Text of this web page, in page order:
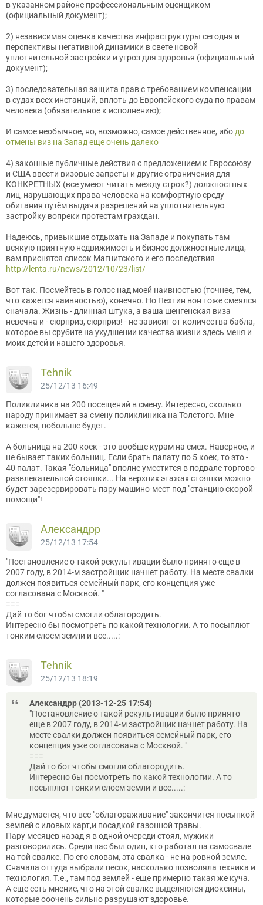
в указанном районе профессиональным оценщиком
(официальный документ);
2) независимая оценка качества инфраструктуры сегодня и
перспективы негативной динамики в свете новой
уплотнительной застройки и угроз для здоровья (официальный
документ);
3) последовательная защита прав с требованием компенсации
в судах всех инстанций, вплоть до Европейского суда по правам
человека (обязательное к исполнению);
И самое необычное, но, возможно, самое действенное, ибо до
отмены виз на Запад еще очень далеко
4) законные публичные действия с предложением к Евросоюзу
и США ввести визовые запреты и другие ограничения для
КОНКРЕТНЫХ (все умеют читать между строк?) должностных
лиц, нарушающих права человека на комфортную среду
обитания путём выдачи разрешений на уплотнительную
застройку вопреки протестам граждан.
Надеюсь, привыкшие отдыхать на Западе и покупать там
всякую приятную недвижимость и бизнес должностные лица,
вам приснятся список Магнитского и его последствия
http://lenta.ru/news/2012/10/23/list/
Вот так. Посмейтесь в голос над моей наивностью (точнее, тем,
что кажется наивностью), конечно. Но Пехтин вон тоже смеялся
сначала. Жизнь - длинная штука, а ваша шенгенская виза
невечна и - сюрприз, сюрприз! - не зависит от количества бабла,
которое вы срубите на ухудшении качества жизни здесь меня и
моих детей и нашего здоровья.
Tehnik
25/12/13 16:49
Поликлиника на 200 посещений в смену. Интересно, сколько
народу принимает за смену поликлиника на Толстого. Мне
кажется, побольше будет.
А больница на 200 коек - это вообще курам на смех. Наверное, и
не бывает таких больниц. Если брать палату по 5 коек, то это -
40 палат. Такая "больница" вполне уместится в подвале торгово-
развлекательной стоянки... На верхних этажах стоянки можно
будет зарезервировать пару машино-мест под "станцию скорой
помощи"!
Александрр
25/12/13 17:54
"Постановление о такой рекультивации было принято еще в
2007 году, в 2014-м застройщик начнет работу. На месте свалки
должен появиться семейный парк, его концепция уже
согласована с Москвой. "
===
Дай то бог чтобы смогли облагородить.
Интересно бы посмотреть по какой технологии. А то посыплют
тонким слоем земли и все.....:
Tehnik
25/12/13 18:19
Александрр (2013-12-25 17:54)
"Постановление о такой рекультивации было принято
еще в 2007 году, в 2014-м застройщик начнет работу. На
месте свалки должен появиться семейный парк, его
концепция уже согласована с Москвой. "
===
Дай то бог чтобы смогли облагородить.
Интересно бы посмотреть по какой технологии. А то
посыплют тонким слоем земли и все.....:
Мне думается, что все "облагораживание" закончится посыпкой
землей с иловых карт,и посадкой газонной травы.
Пару месяцев назад я в одной очереди стоял, мужики
разговорились. Среди нас был один, кто работал на самосвале
на той свалке. По его словам, эта свалка - не на ровной земле.
Сначала оттуда выбрали песок, насколько позволяла техника и
технология. Т.е., там под землей - еще примерно такая же куча.
А еще есть мнение, что на этой свалке выделяются диоксины,
которые ооочень сильно разрушают здоровье.